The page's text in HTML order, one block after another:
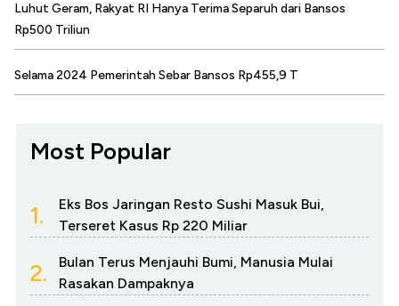
Luhut Geram, Rakyat RI Hanya Terima Separuh dari Bansos
Rp500 Triliun
Selama 2024 Pemerintah Sebar Bansos Rp455,9 T
Most Popular
1.
Eks Bos Jaringan Resto Sushi Masuk Bui,
Terseret Kasus Rp 220 Miliar
2.
Bulan Terus Menjauhi Bumi, Manusia Mulai
Rasakan Dampaknya